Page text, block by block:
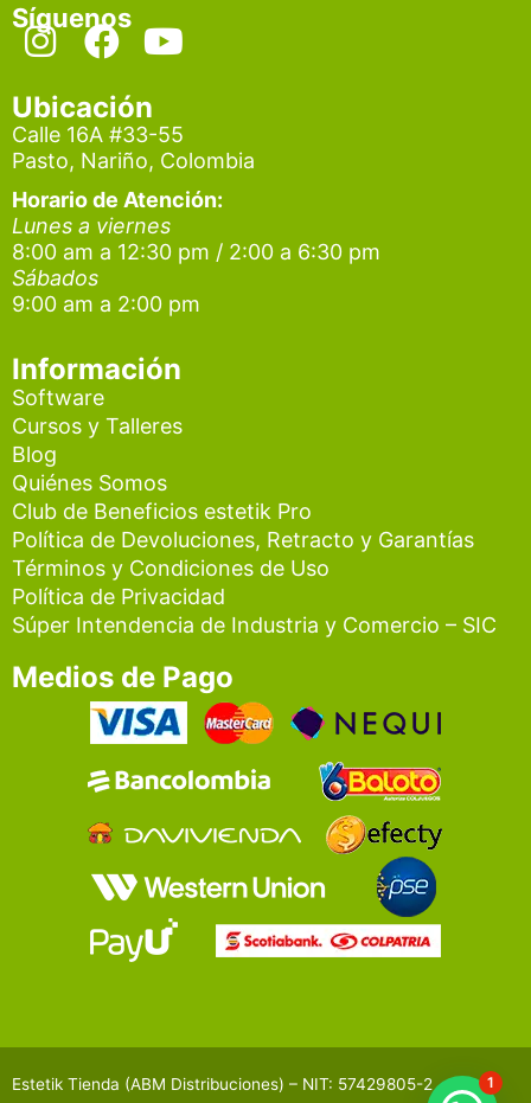
Síguenos
I
n
s
t
a
g
r
a
m
F
a
c
e
b
o
o
Y
o
t
u
b
e
Ubicación
Calle 16A #33-55
Pasto, Nariño, Colombia
Horario de Atención:
Lunes a viernes
8:00 am a 12:30 pm / 2:00 a 6:30 pm
Sábados
9:00 am a 2:00 pm
Información
Software
Cursos y Talleres
Blog
Quiénes Somos
Club de Beneficios estetik Pro
Política de Devoluciones, Retracto y Garantías
Términos y Condiciones de Uso
Política de Privacidad
Súper Intendencia de Industria y Comercio – SIC
Medios de Pago
Estetik Tienda (ABM Distribuciones) – NIT: 57429805-2 1